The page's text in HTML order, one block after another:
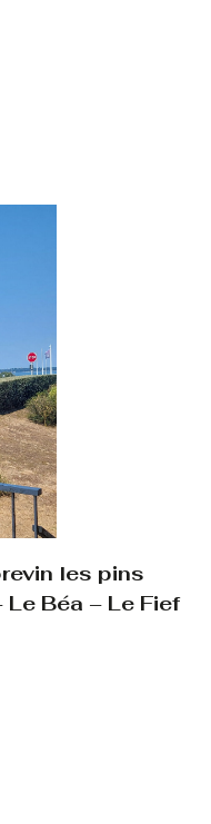
les pins
Le Béa – Le Fief